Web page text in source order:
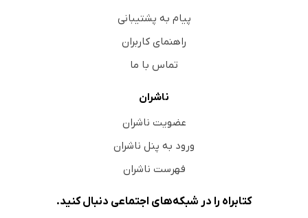
پیام به پشتیبانی
راهنمای کاربران
تماس با ما
ناشران
عضویت ناشران
ورود به پنل ناشران
فهرست ناشران
کتابراه را در شبکه‌های اجتماعی دنبال کنید.